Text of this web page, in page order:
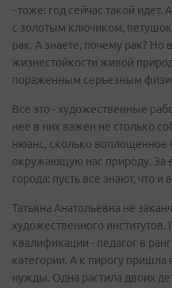
- тоже: год сейчас такой
с золотым ключиком,
рак. А знаете, почему рак? Но
жизнестойкости живой
пораженным серьезным
Все это - художественные
нее в них важен не столько
нюанс, сколько воплощенное
окружающую нас природу. За
города: пусть все знают, что
Татьяна Анатольевна не
художественного
квалификации - педагог в
категории. А к пирогу пришла
нужды. Одна растила двоих